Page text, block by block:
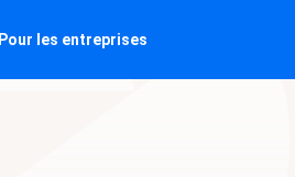
Pour les entreprises